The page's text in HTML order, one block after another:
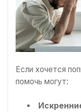
Если хочется
помочь могут: